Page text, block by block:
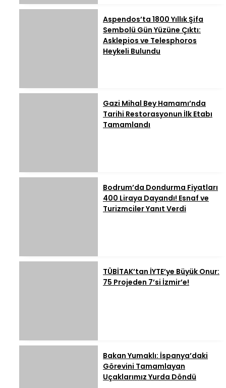
Aspendos’ta 1800 Yıllık Şifa
Sembolü Gün Yüzüne Çıktı:
Asklepios ve Telesphoros
Heykeli Bulundu
Gazi Mihal Bey Hamamı’nda
Tarihi Restorasyonun İlk Etabı
Tamamlandı
Bodrum’da Dondurma Fiyatları
400 Liraya Dayandı! Esnaf ve
Turizmciler Yanıt Verdi
TÜBİTAK’tan İYTE’ye Büyük Onur:
75 Projeden 7’si İzmir’e!
Bakan Yumaklı: İspanya’daki
Görevini Tamamlayan
Uçaklarımız Yurda Döndü